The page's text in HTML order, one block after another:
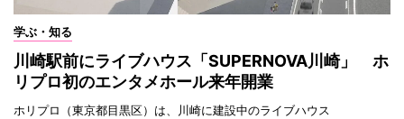
学ぶ・知る
川崎駅前にライブハウス「SUPERNOVA川崎」 ホ
リプロ初のエンタメホール来年開業
ホリプロ（東京都目黒区）は、川崎に建設中のライブハウス